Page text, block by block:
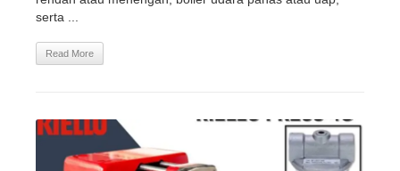
serta ...
Read More